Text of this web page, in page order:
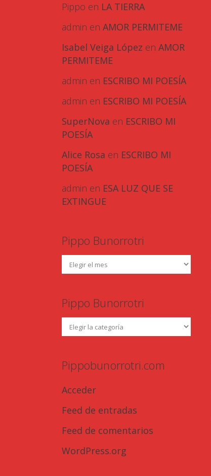
Pippo en LA TIERRA
admin en AMOR PERMITEME
Isabel Veiga López en AMOR
PERMITEME
admin en ESCRIBO MI POESÍA
admin en ESCRIBO MI POESÍA
SuperNova en ESCRIBO MI
POESÍA
Alice Rosa en ESCRIBO MI
POESÍA
admin en ESA LUZ QUE SE
EXTINGUE
Pippo Bunorrotri
Pippo Bunorrotri
Pippobunorrotri.com
Acceder
Feed de entradas
Feed de comentarios
WordPress.org